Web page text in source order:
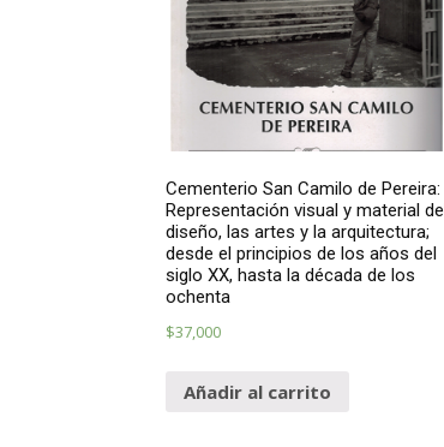
Cementerio San Camilo de Pereira:
Representación visual y material del
diseño, las artes y la arquitectura;
desde el principios de los años del
siglo XX, hasta la década de los
ochenta
$37,000
Añadir al carrito